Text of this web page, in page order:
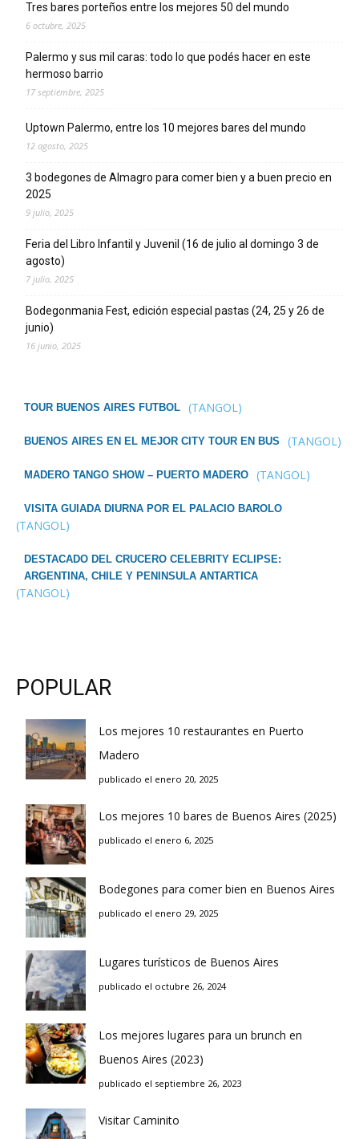
Tres bares porteños entre los mejores 50 del mundo
6 octubre, 2025
Palermo y sus mil caras: todo lo que podés hacer en este
hermoso barrio
17 septiembre, 2025
Uptown Palermo, entre los 10 mejores bares del mundo
12 agosto, 2025
3 bodegones de Almagro para comer bien y a buen precio en
2025
9 julio, 2025
Feria del Libro Infantil y Juvenil (16 de julio al domingo 3 de
agosto)
7 julio, 2025
Bodegonmania Fest, edición especial pastas (24, 25 y 26 de
junio)
16 junio, 2025
TOUR BUENOS AIRES FUTBOL (TANGOL)
BUENOS AIRES EN EL MEJOR CITY TOUR EN BUS (TANGOL)
MADERO TANGO SHOW – PUERTO MADERO (TANGOL)
VISITA GUIADA DIURNA POR EL PALACIO BAROLO
(TANGOL)
DESTACADO DEL CRUCERO CELEBRITY ECLIPSE:
ARGENTINA, CHILE Y PENINSULA ANTARTICA
(TANGOL)
POPULAR
Los mejores 10 restaurantes en Puerto
Madero
publicado el enero 20, 2025
Los mejores 10 bares de Buenos Aires (2025)
publicado el enero 6, 2025
Bodegones para comer bien en Buenos Aires
publicado el enero 29, 2025
Lugares turísticos de Buenos Aires
publicado el octubre 26, 2024
Los mejores lugares para un brunch en
Buenos Aires (2023)
publicado el septiembre 26, 2023
Visitar Caminito